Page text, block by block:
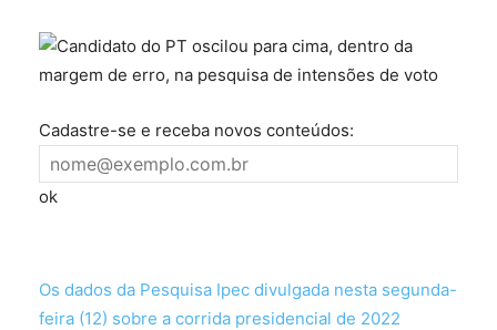
Cadastre-se e receba novos conteúdos:
ok
Os dados da Pesquisa Ipec divulgada nesta segunda-
feira (12) sobre a corrida presidencial de 2022